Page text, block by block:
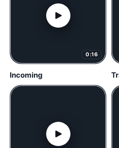
0:16
Incoming